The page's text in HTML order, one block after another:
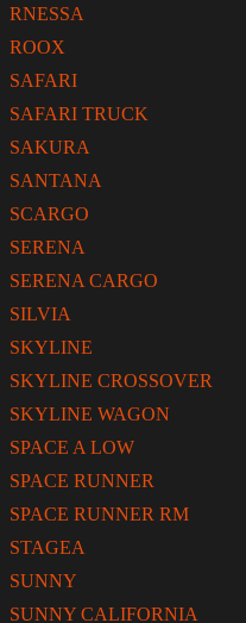
RNESSA
ROOX
SAFARI
SAFARI TRUCK
SAKURA
SANTANA
SCARGO
SERENA
SERENA CARGO
SILVIA
SKYLINE
SKYLINE CROSSOVER
SKYLINE WAGON
SPACE A LOW
SPACE RUNNER
SPACE RUNNER RM
STAGEA
SUNNY
SUNNY CALIFORNIA